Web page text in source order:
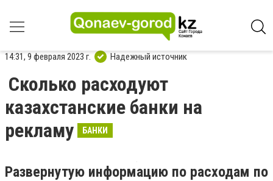
14:31, 9 февраля 2023 г. Надежный источник
Сколько расходуют
казахстанские банки на
рекламу
БАНКИ
Развернутую информацию по расходам по